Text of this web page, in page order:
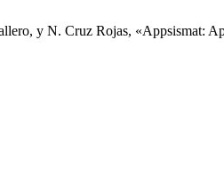
y N. Cruz Rojas, «Appsismat: